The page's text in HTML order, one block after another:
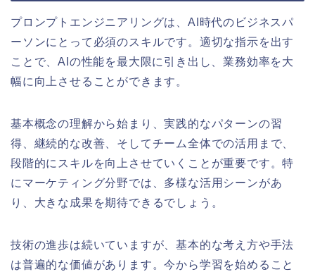
プロンプトエンジニアリングは、AI時代のビジネスパ
ーソンにとって必須のスキルです。適切な指示を出す
ことで、AIの性能を最大限に引き出し、業務効率を大
幅に向上させることができます。
基本概念の理解から始まり、実践的なパターンの習
得、継続的な改善、そしてチーム全体での活用まで、
段階的にスキルを向上させていくことが重要です。特
にマーケティング分野では、多様な活用シーンがあ
り、大きな成果を期待できるでしょう。
技術の進歩は続いていますが、基本的な考え方や手法
は普遍的な価値があります。今から学習を始めること